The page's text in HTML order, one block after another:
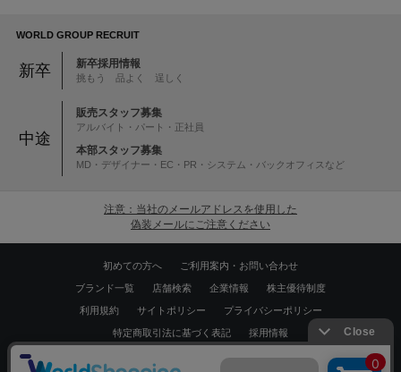
WORLD GROUP RECRUIT
新卒 新卒採用情報
挑もう 品よく 逞しく
中途
販売スタッフ募集
アルバイト・パート・正社員
本部スタッフ募集
MD・デザイナー・EC・PR・システム・バックオフィスなど
注意：当社のメールアドレスを使用した
偽装メールにご注意ください
初めての方へ ご利用案内・お問い合わせ
ブランド一覧 店舗検索 企業情報 株主優待制度
利用規約 サイトポリシー プライバシーポリシー
特定商取引法に基づく表記 採用情報